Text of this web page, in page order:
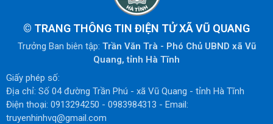
© TRANG THÔNG TIN ĐIỆN TỬ XÃ VŨ QUANG
Trưởng Ban biên tập: Trần Văn Trà - Phó Chủ UBND xã Vũ
Quang, tỉnh Hà Tĩnh
Giấy phép số:
Địa chỉ: Số 04 đường Trần Phú - xã Vũ Quang - tỉnh Hà Tĩnh
Điện thoại: 0913294250 - 0983984313 - Email:
truyenhinhvq@gmail.com